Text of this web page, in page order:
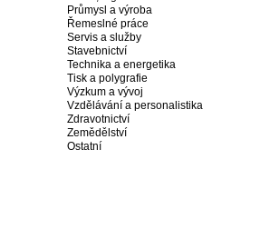
Průmysl a výroba
Řemeslné práce
Servis a služby
Stavebnictví
Technika a energetika
Tisk a polygrafie
Výzkum a vývoj
Vzdělávání a personalistika
Zdravotnictví
Zemědělství
Ostatní